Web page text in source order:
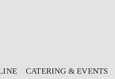
CATERING & EVENTS